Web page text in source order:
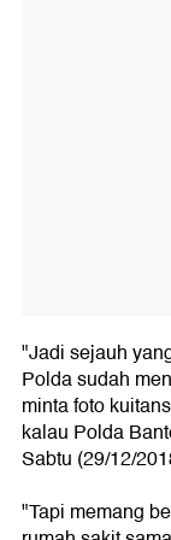
"Jadi sejauh
Polda sudah
minta foto
kalau Polda
Sabtu (29/12/
"Tapi memang